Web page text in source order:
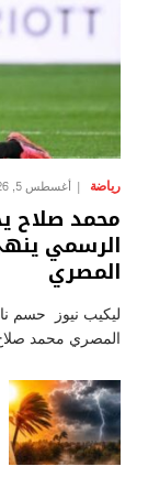
رياضة أغسطس 5, 2026
محمد صلاح
الرسمي
المصري
ليكيب نيوز حسم
المصري محمد